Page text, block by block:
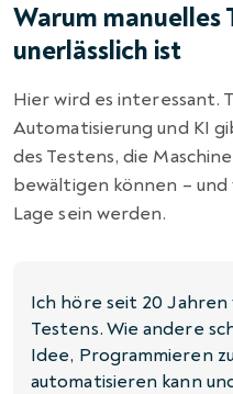
Warum manuelles
unerlässlich ist
Hier wird es
Automatisierung und KI
des Testens, die
bewältigen können – und
Lage sein werden.
Ich höre seit 20 Jahren
Testens. Wie andere
Idee, Programmieren
automatisieren kann